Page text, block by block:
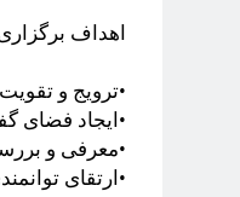
اهداف
•ترویج و
•ایجاد فضای
•معرفی و
•ارتقای